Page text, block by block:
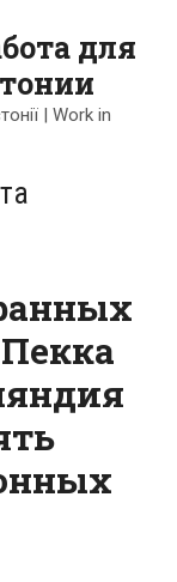
для
| Work in